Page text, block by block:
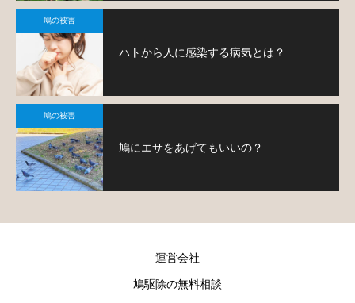
鳩の被害
ハトから人に感染する病気とは？
鳩の被害
鳩にエサをあげてもいいの？
運営会社
鳩駆除の無料相談